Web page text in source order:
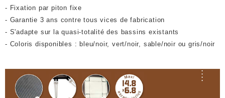
- Fixation par piton fixe
- Garantie 3 ans contre tous vices de fabrication
- S'adapte sur la quasi-totalité des bassins existants
- Coloris disponibles : bleu/noir, vert/noir, sable/noir ou gris/noir